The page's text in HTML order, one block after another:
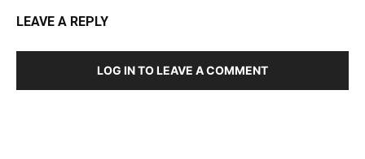
LEAVE A REPLY
LOG IN TO LEAVE A COMMENT